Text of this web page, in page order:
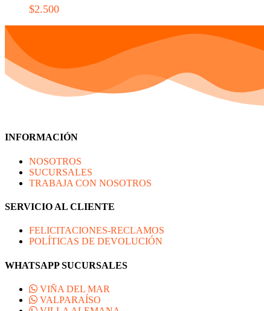
página
$2.500Este
se
pueden
página
producto
INFORMACIÓN
NOSOTROS
SUCURSALES
TRABAJA CON NOSOTROS
SERVICIO AL CLIENTE
FELICITACIONES-RECLAMOS
POLÍTICAS DE DEVOLUCIÓN
WHATSAPP SUCURSALES
VIÑA DEL MAR
VALPARAÍSO